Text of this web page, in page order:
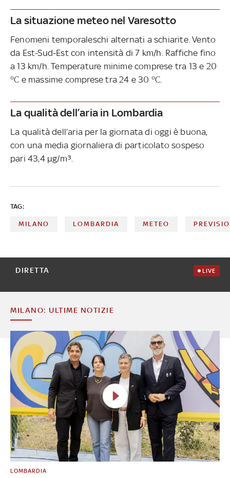
La situazione meteo nel Varesotto
Fenomeni temporaleschi alternati a schiarite. Vento
da Est-Sud-Est con intensità di 7 km/h. Raffiche fino
a 13 km/h. Temperature minime comprese tra 13 e 20
°C e massime comprese tra 24 e 30 °C.
La qualità dell’aria in Lombardia
La qualità dell’aria per la giornata di oggi è buona,
con una media giornaliera di particolato sospeso
pari 43,4 µg/m³.
TAG:
MILANO LOMBARDIA METEO
DIRETTA LIVE
MILANO: ULTIME NOTIZIE
LOMBARDIA